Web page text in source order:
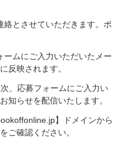
絡とさせていただきます。ポ
ームにご入力いただいたメー
反映されます。
、応募フォームにご入力い
知らせを配信いたします。
】ドメインから
ご確認ください。